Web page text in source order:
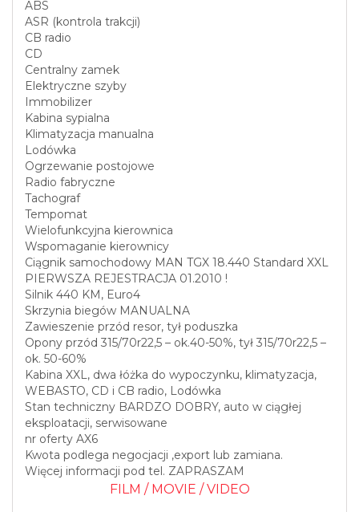
ABS
ASR (kontrola trakcji)
CB radio
CD
Centralny zamek
Elektryczne szyby
Immobilizer
Kabina sypialna
Klimatyzacja manualna
Lodówka
Ogrzewanie postojowe
Radio fabryczne
Tachograf
Tempomat
Wielofunkcyjna kierownica
Wspomaganie kierownicy
Ciągnik samochodowy MAN TGX 18.440 Standard XXL
PIERWSZA REJESTRACJA 01.2010 !
Silnik 440 KM, Euro4
Skrzynia biegów MANUALNA
Zawieszenie przód resor, tył poduszka
Opony przód 315/70r22,5 – ok.40-50%, tył 315/70r22,5 –
ok. 50-60%
Kabina XXL, dwa łóżka do wypoczynku, klimatyzacja,
WEBASTO, CD i CB radio, Lodówka
Stan techniczny BARDZO DOBRY, auto w ciągłej
eksploatacji, serwisowane
nr oferty AX6
Kwota podlega negocjacji ,export lub zamiana.
Więcej informacji pod tel. ZAPRASZAM
FILM / MOVIE / VIDEO